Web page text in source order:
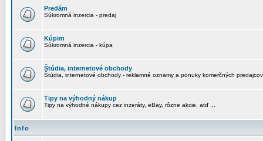
Predám
Súkromná inzercia - predaj
Kúpim
Súkromná inzercia - kúpa
Štúdia, internetové obchody
Štúdia, internetové obchody - reklamné oznamy a ponuky komerčných predajcov
Tipy na výhodný nákup
Tipy na výhodné nákupy cez inzeráty, eBay, rôzne akcie, atď ...
Info